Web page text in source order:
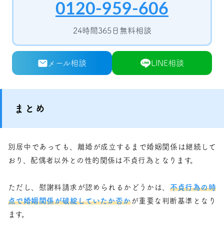
0120-959-606
24時間365日無料相談
メール相談 LINE相談
まとめ
別居中であっても、離婚が成立するまで婚姻関係は継続して
おり、配偶者以外との性的関係は不貞行為となります。
ただし、慰謝料請求が認められるかどうかは、 不貞行為の時
点で婚姻関係が破綻していたか否かが重要な判断基準となり
ます。